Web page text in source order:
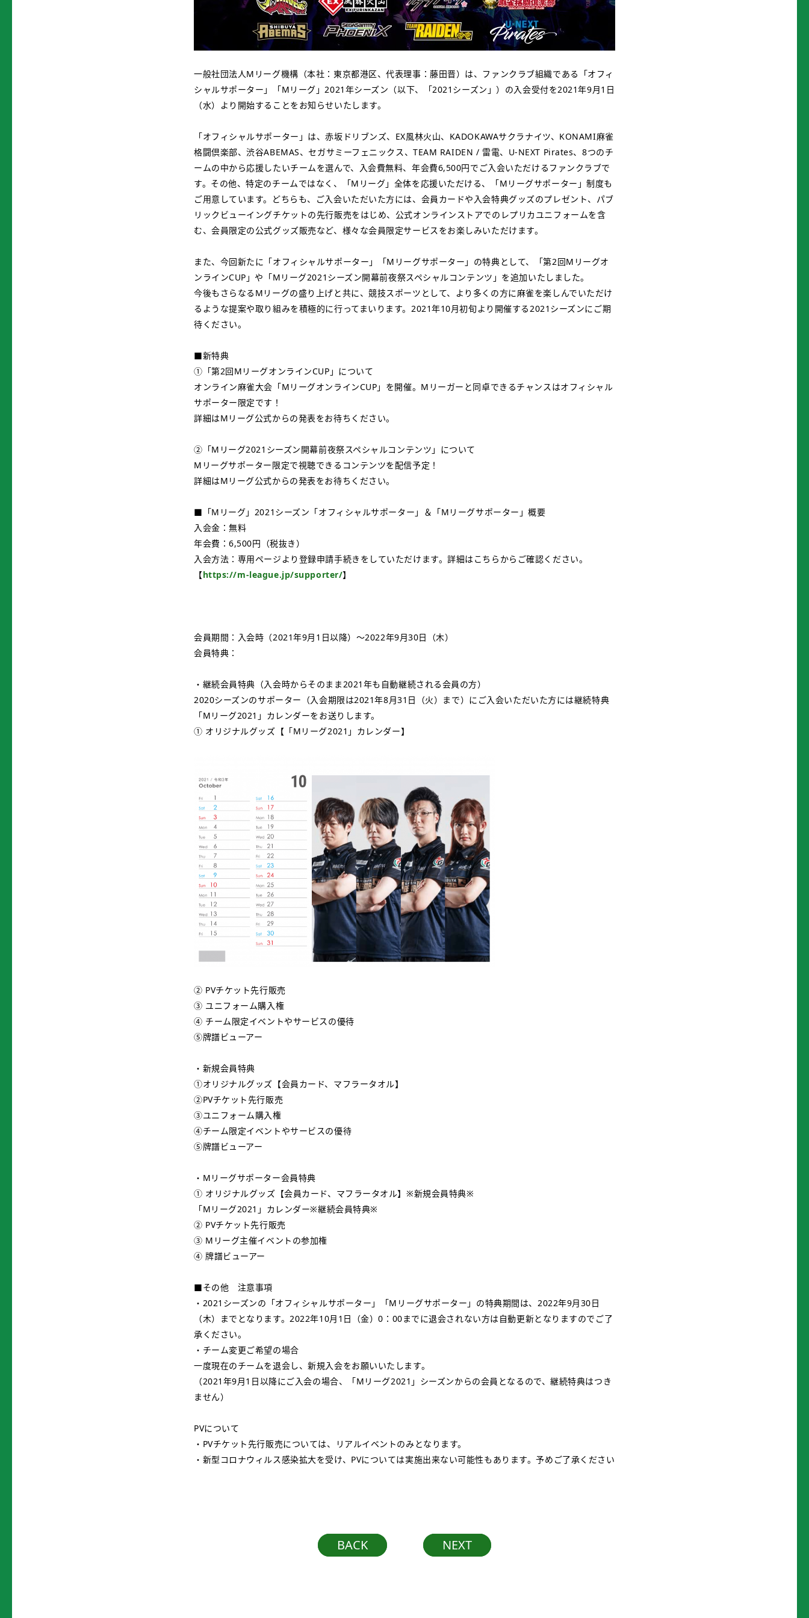
一般社団法人Mリーグ機構（本社：東京都港区、代表理事：藤田晋）は、ファンクラブ組織である「オフィ
シャルサポーター」「Mリーグ」2021年シーズン（以下、「2021シーズン」）の入会受付を2021年9月1日
（水）より開始することをお知らせいたします。
「オフィシャルサポーター」は、赤坂ドリブンズ、EX風林火山、KADOKAWAサクラナイツ、KONAMI麻雀
格闘倶楽部、渋谷ABEMAS、セガサミーフェニックス、TEAM RAIDEN / 雷電、U-NEXT Pirates、8つのチ
ームの中から応援したいチームを選んで、入会費無料、年会費6,500円でご入会いただけるファンクラブで
す。その他、特定のチームではなく、「Mリーグ」全体を応援いただける、「Mリーグサポーター」制度も
ご用意しています。どちらも、ご入会いただいた方には、会員カードや入会特典グッズのプレゼント、パブ
リックビューイングチケットの先行販売をはじめ、公式オンラインストアでのレプリカユニフォームを含
む、会員限定の公式グッズ販売など、様々な会員限定サービスをお楽しみいただけます。
また、今回新たに「オフィシャルサポーター」「Mリーグサポーター」の特典として、「第2回Mリーグオ
ンラインCUP」や「Mリーグ2021シーズン開幕前夜祭スペシャルコンテンツ」を追加いたしました。
今後もさらなるMリーグの盛り上げと共に、競技スポーツとして、より多くの方に麻雀を楽しんでいただけ
るような提案や取り組みを積極的に行ってまいります。2021年10月初旬より開催する2021シーズンにご期
待ください。
■新特典
①「第2回MリーグオンラインCUP」について
オンライン麻雀大会「MリーグオンラインCUP」を開催。Mリーガーと同卓できるチャンスはオフィシャル
サポーター限定です！
詳細はMリーグ公式からの発表をお待ちください。
②「Mリーグ2021シーズン開幕前夜祭スペシャルコンテンツ」について
Mリーグサポーター限定で視聴できるコンテンツを配信予定！
詳細はMリーグ公式からの発表をお待ちください。
■「Mリーグ」2021シーズン「オフィシャルサポーター」＆「Mリーグサポーター」概要
入会金：無料
年会費：6,500円（税抜き）
入会方法：専用ページより登録申請手続きをしていただけます。詳細はこちらからご確認ください。
【https://m-league.jp/supporter/】
会員期間：入会時（2021年9月1日以降）～2022年9月30日（木）
会員特典：
・継続会員特典（入会時からそのまま2021年も自動継続される会員の方）
2020シーズンのサポーター（入会期限は2021年8月31日（火）まで）にご入会いただいた方には継続特典
「Mリーグ2021」カレンダーをお送りします。
① オリジナルグッズ【「Mリーグ2021」カレンダー】
② PVチケット先行販売
③ ユニフォーム購入権
④ チーム限定イベントやサービスの優待
⑤牌譜ビューアー
・新規会員特典
①オリジナルグッズ【会員カード、マフラータオル】
②PVチケット先行販売
③ユニフォーム購入権
④チーム限定イベントやサービスの優待
⑤牌譜ビューアー
・Mリーグサポーター会員特典
① オリジナルグッズ【会員カード、マフラータオル】※新規会員特典※
「Mリーグ2021」カレンダー※継続会員特典※
② PVチケット先行販売
③ Mリーグ主催イベントの参加権
④ 牌譜ビューアー
■その他 注意事項
・2021シーズンの「オフィシャルサポーター」「Mリーグサポーター」の特典期間は、2022年9月30日
（木）までとなります。2022年10月1日（金）0：00までに退会されない方は自動更新となりますのでご了
承ください。
・チーム変更ご希望の場合
一度現在のチームを退会し、新規入会をお願いいたします。
（2021年9月1日以降にご入会の場合、「Mリーグ2021」シーズンからの会員となるので、継続特典はつき
ません）
PVについて
・PVチケット先行販売については、リアルイベントのみとなります。
・新型コロナウィルス感染拡大を受け、PVについては実施出来ない可能性もあります。予めご了承ください
BACK NEXT